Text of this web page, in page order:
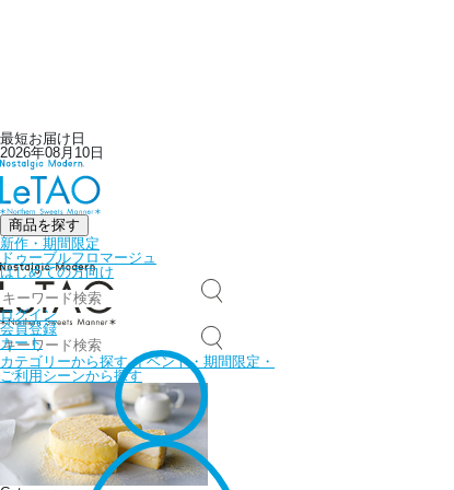
最短お届け日
2026年08月10日
商品を探す
新作・期間限定
ドゥーブルフロマージュ
はじめての方向け
ログイン
会員登録
カート
カテゴリーから探す イベント・期間限定・
ご利用シーンから探す